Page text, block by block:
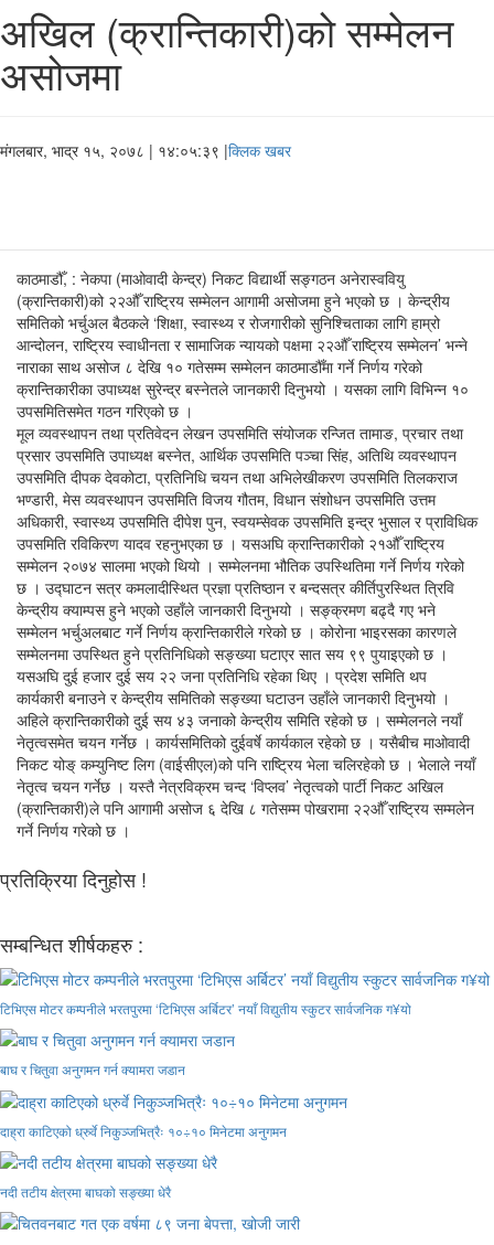
अखिल (क्रान्तिकारी)को सम्मेलन
असोजमा
मंगलबार, भाद्र १५, २०७८ | १४:०५:३९ |क्लिक खबर
काठमाडौँ, : नेकपा (माओवादी केन्द्र) निकट विद्यार्थी सङ्गठन अनेरास्ववियु
(क्रान्तिकारी)को २२औँ राष्ट्रिय सम्मेलन आगामी असोजमा हुने भएको छ । केन्द्रीय
समितिको भर्चुअल बैठकले ‘शिक्षा, स्वास्थ्य र रोजगारीको सुनिश्चिताका लागि हाम्रो
आन्दोलन, राष्ट्रिय स्वाधीनता र सामाजिक न्यायको पक्षमा २२औँ राष्ट्रिय सम्मेलन’ भन्ने
नाराका साथ असोज ८ देखि १० गतेसम्म सम्मेलन काठमाडौँमा गर्ने निर्णय गरेको
क्रान्तिकारीका उपाध्यक्ष सुरेन्द्र बस्नेतले जानकारी दिनुभयो । यसका लागि विभिन्न १०
उपसमितिसमेत गठन गरिएको छ ।
मूल व्यवस्थापन तथा प्रतिवेदन लेखन उपसमिति संयोजक रन्जित तामाङ, प्रचार तथा
प्रसार उपसमिति उपाध्यक्ष बस्नेत, आर्थिक उपसमिति पञ्चा सिंह, अतिथि व्यवस्थापन
उपसमिति दीपक देवकोटा, प्रतिनिधि चयन तथा अभिलेखीकरण उपसमिति तिलकराज
भण्डारी, मेस व्यवस्थापन उपसमिति विजय गौतम, विधान संशोधन उपसमिति उत्तम
अधिकारी, स्वास्थ्य उपसमिति दीपेश पुन, स्वयम्सेवक उपसमिति इन्द्र भुसाल र प्राविधिक
उपसमिति रविकिरण यादव रहनुभएका छ । यसअघि क्रान्तिकारीको २१औँ राष्ट्रिय
सम्मेलन २०७४ सालमा भएको थियो । सम्मेलनमा भौतिक उपस्थितिमा गर्ने निर्णय गरेको
छ । उद्घाटन सत्र कमलादीस्थित प्रज्ञा प्रतिष्ठान र बन्दसत्र कीर्तिपुरस्थित त्रिवि
केन्द्रीय क्याम्पस हुने भएको उहाँले जानकारी दिनुभयो । सङ्क्रमण बढ्दै गए भने
सम्मेलन भर्चुअलबाट गर्ने निर्णय क्रान्तिकारीले गरेको छ । कोरोना भाइरसका कारणले
सम्मेलनमा उपस्थित हुने प्रतिनिधिको सङ्ख्या घटाएर सात सय ९९ पुयाइएको छ ।
यसअघि दुई हजार दुई सय २२ जना प्रतिनिधि रहेका थिए । प्रदेश समिति थप
कार्यकारी बनाउने र केन्द्रीय समितिको सङ्ख्या घटाउन उहाँले जानकारी दिनुभयो ।
अहिले क्रान्तिकारीको दुई सय ४३ जनाको केन्द्रीय समिति रहेको छ । सम्मेलनले नयाँ
नेतृत्वसमेत चयन गर्नेछ । कार्यसमितिको दुईवर्षे कार्यकाल रहेको छ । यसैबीच माओवादी
निकट योङ् कम्युनिष्ट लिग (वाईसीएल)को पनि राष्ट्रिय भेला चलिरहेको छ । भेलाले नयाँ
नेतृत्व चयन गर्नेछ । यस्तै नेत्रविक्रम चन्द ‘विप्लव’ नेतृत्वको पार्टी निकट अखिल
(क्रान्तिकारी)ले पनि आगामी असोज ६ देखि ८ गतेसम्म पोखरामा २२औँ राष्ट्रिय सम्मलेन
गर्ने निर्णय गरेको छ ।
प्रतिक्रिया दिनुहोस !
सम्बन्धित शीर्षकहरु :
टिभिएस मोटर कम्पनीले भरतपुरमा ‘टिभिएस अर्बिटर’ नयाँ विद्युतीय स्कुटर सार्वजनिक ग¥यो
बाघ र चितुवा अनुगमन गर्न क्यामरा जडान
दाह्रा काटिएको ध्रुर्वे निकुञ्जभित्रैः १०÷१० मिनेटमा अनुगमन
नदी तटीय क्षेत्रमा बाघको सङ्ख्या धेरै